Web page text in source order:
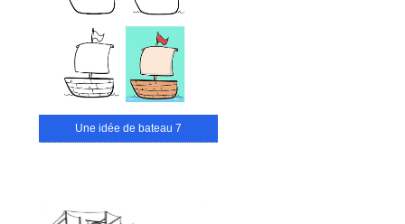
Une idée de bateau 7